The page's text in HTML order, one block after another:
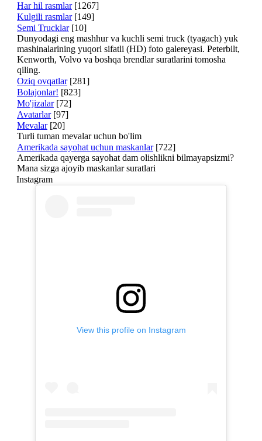
Har hil rasmlar [1267]
Kulgili rasmlar [149]
Semi Trucklar [10]
Dunyodagi eng mashhur va kuchli semi truck (tyagach) yuk
mashinalarining yuqori sifatli (HD) foto galereyasi. Peterbilt,
Kenworth, Volvo va boshqa brendlar suratlarini tomosha
qiling.
Oziq ovqatlar [281]
Bolajonlar! [823]
Mo'jizalar [72]
Avatarlar [97]
Mevalar [20]
Turli tuman mevalar uchun bo'lim
Amerikada sayohat uchun maskanlar [722]
Amerikada qayerga sayohat dam olishlikni bilmayapsizmi?
Mana sizga ajoyib maskanlar suratlari
Instagram
View this profile on Instagram